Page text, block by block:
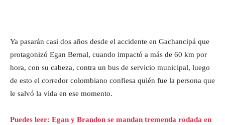
Ya pasarán casi dos años desde el accidente en Gachancipá que
protagonizó Egan Bernal, cuando impactó a más de 60 km por
hora, con su cabeza, contra un bus de servicio municipal, luego
de esto el corredor colombiano confiesa quién fue la persona que
le salvó la vida en ese momento.
Puedes leer: Egan y Brandon se mandan tremenda rodada en